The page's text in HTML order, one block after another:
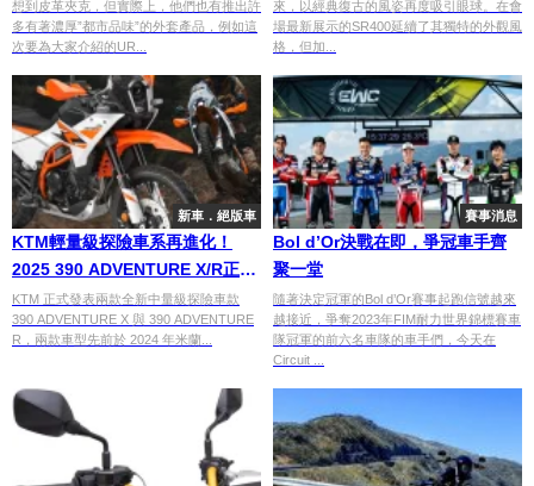
想到皮革夾克，但實際上，他們也有推出許
多有著濃厚”都市品味”的外套產品，例如這
次要為大家介紹的UR...
來，以經典復古的風姿再度吸引眼球。在會
場最新展示的SR400延續了其獨特的外觀風
格，但加...
新車．絕版車
KTM輕量級探險車系再進化！
2025 390 ADVENTURE X/R正式
發表
KTM 正式發表兩款全新中量級探險車款
390 ADVENTURE X 與 390 ADVENTURE
R，兩款車型先前於 2024 年米蘭...
賽事消息
Bol d’Or決戰在即，爭冠車手齊
聚一堂
隨著決定冠軍的Bol d’Or賽事起跑信號越來
越接近，爭奪2023年FIM耐力世界錦標賽車
隊冠軍的前六名車隊的車手們，今天在
Circuit ...